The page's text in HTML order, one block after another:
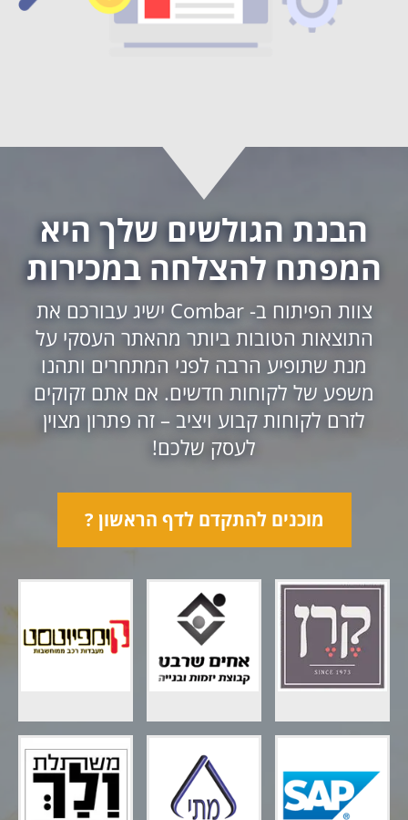
הבנת הגולשים שלך היא
המפתח להצלחה במכירות
צוות הפיתוח ב- Combar ישיג עבורכם את
התוצאות הטובות ביותר מהאתר העסקי על
מנת שתופיע הרבה לפני המתחרים ותהנו
משפע של לקוחות חדשים. אם אתם זקוקים
לזרם לקוחות קבוע ויציב – זה פתרון מצוין
לעסק שלכם!
מוכנים להתקדם לדף הראשון ?